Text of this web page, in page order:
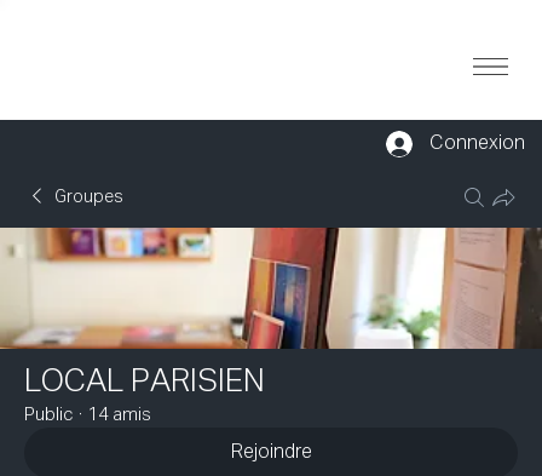
Groupes
LOCAL PARISIEN
Public · 14 amis
Rejoindre
Connexion